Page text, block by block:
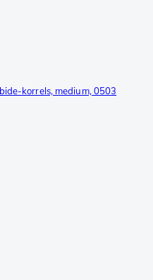
korrels, medium, 0503